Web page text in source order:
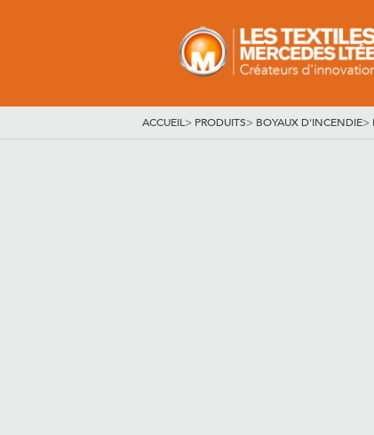
ACCUEIL> PRODUITS> BOYAUX D'INCENDIE>